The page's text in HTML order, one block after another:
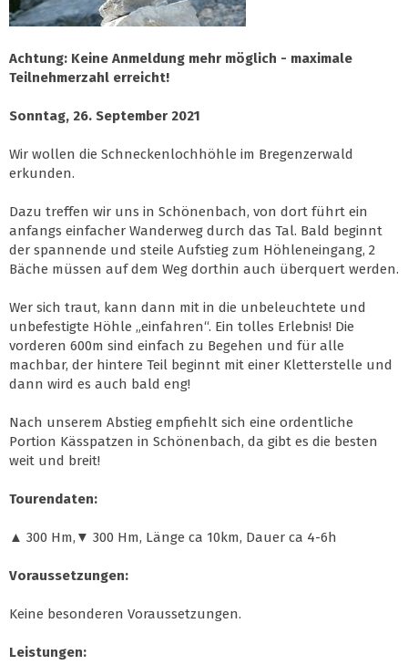
Achtung: Keine Anmeldung mehr möglich - maximale
Teilnehmerzahl erreicht!
Sonntag, 26. September 2021
Wir wollen die Schneckenlochhöhle im Bregenzerwald
erkunden.
Dazu treffen wir uns in Schönenbach, von dort führt ein
anfangs einfacher Wanderweg durch das Tal. Bald beginnt
der spannende und steile Aufstieg zum Höhleneingang, 2
Bäche müssen auf dem Weg dorthin auch überquert werden.
Wer sich traut, kann dann mit in die unbeleuchtete und
unbefestigte Höhle „einfahren“. Ein tolles Erlebnis! Die
vorderen 600m sind einfach zu Begehen und für alle
machbar, der hintere Teil beginnt mit einer Kletterstelle und
dann wird es auch bald eng!
Nach unserem Abstieg empfiehlt sich eine ordentliche
Portion Kässpatzen in Schönenbach, da gibt es die besten
weit und breit!
Tourendaten:
▲ 300 Hm,▼ 300 Hm, Länge ca 10km, Dauer ca 4-6h
Voraussetzungen:
Keine besonderen Voraussetzungen.
Leistungen: